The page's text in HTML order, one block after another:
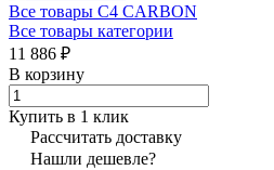
Все товары C4 CARBON
Все товары категории
11 886 ₽
В корзину
Купить в 1 клик
Рассчитать доставку
Нашли дешевле?